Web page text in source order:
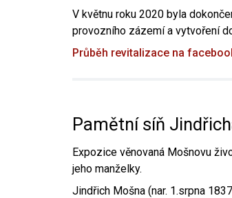
V květnu roku 2020 byla
provozního zázemí a vytvoření
Průběh revitalizace na
Pamětní síň
Expozice věnovaná Mošnovu
jeho manželky.
Jindřich Mošna (nar. 1.srpna